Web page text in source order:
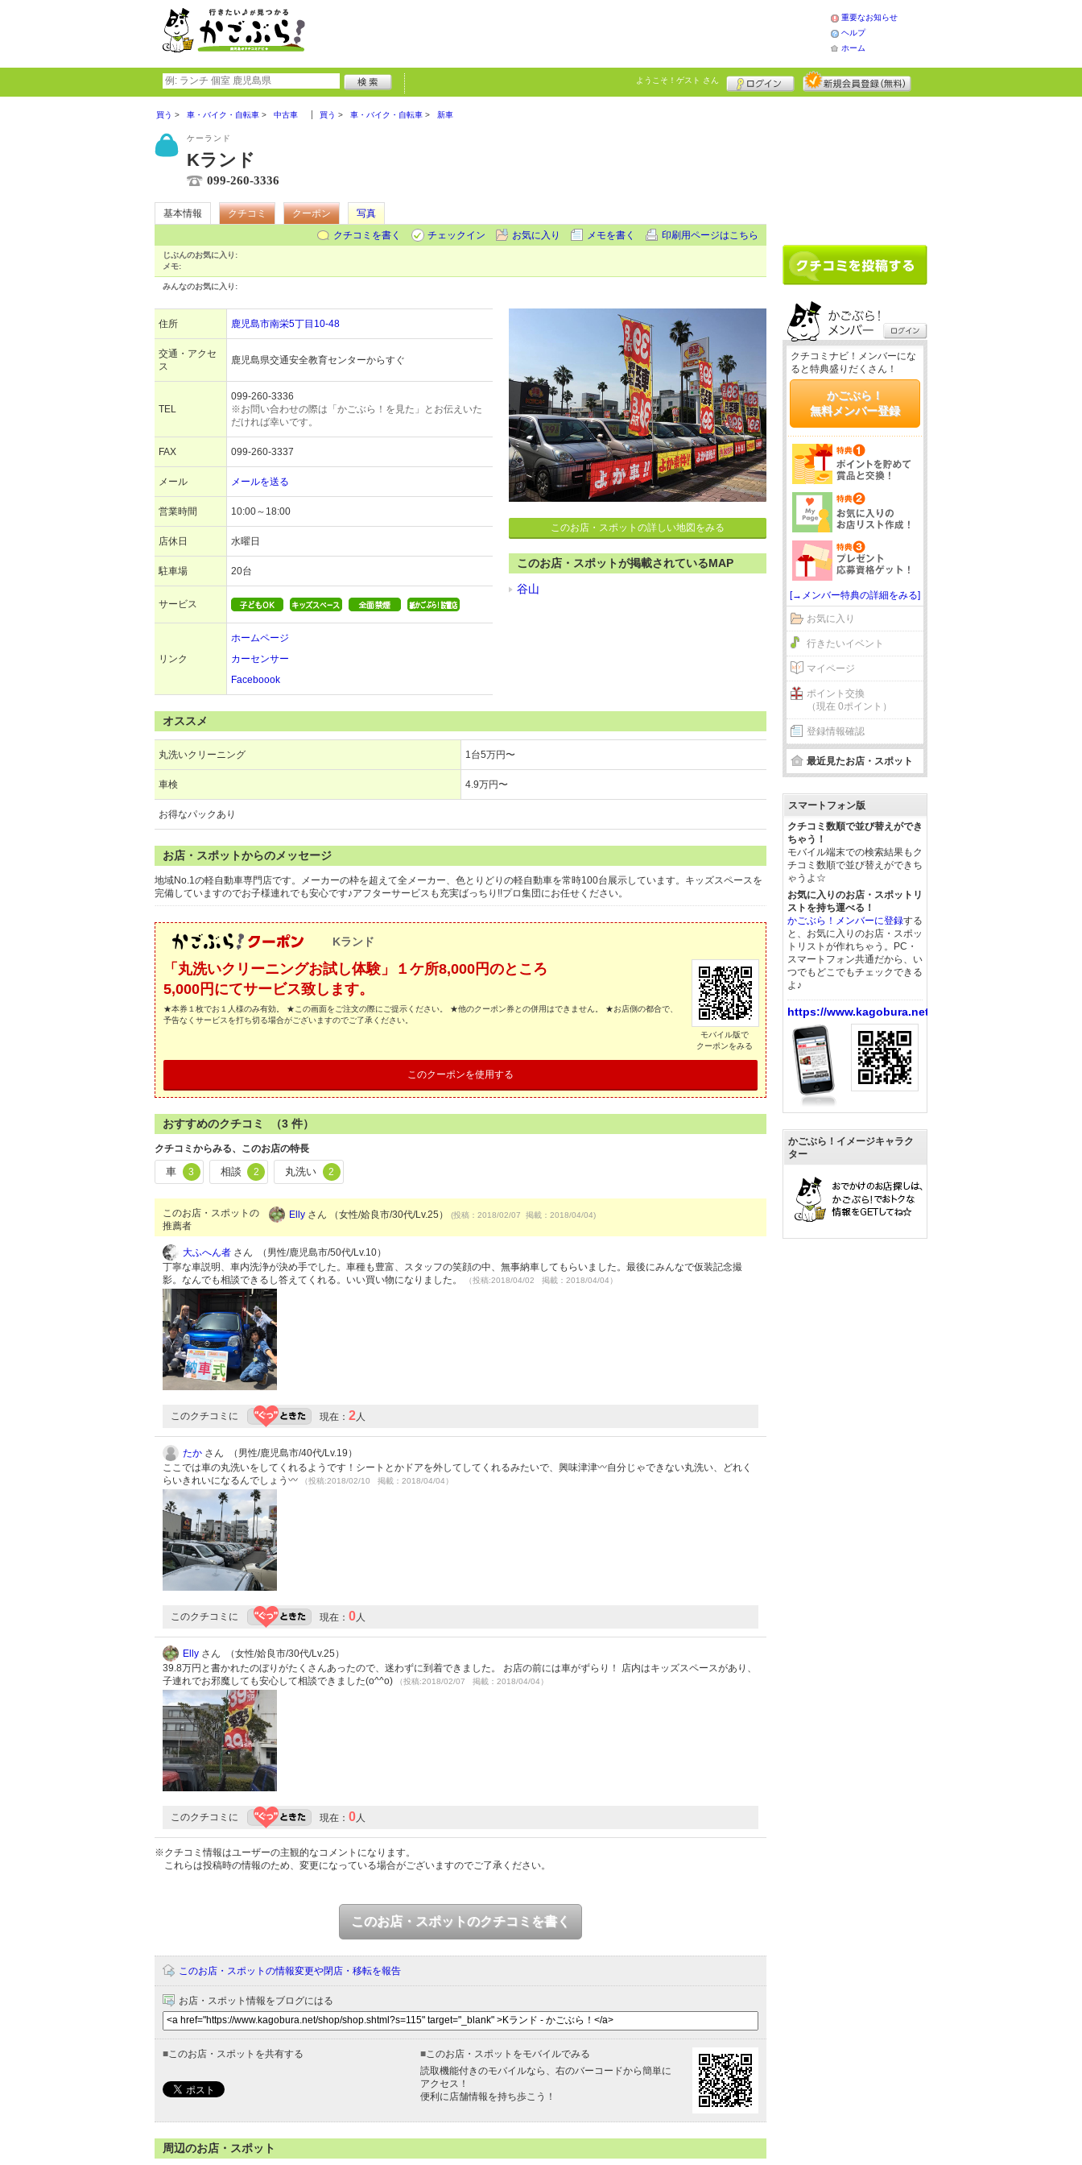
重要なお知らせ
ヘルプ
ホーム
ようこそ！ ゲスト さん
買う 車・バイク・自転車 中古車 買う 車・バイク・自転車 新車
ケーランド
Kランド
099-260-3336
基本情報 クチコミ クーポン
写真
クチコミを書く
チェックイン お気に入り メモを書く 印刷用ページはこちら
じぶんのお気に入り:
メモ:
みんなのお気に入り:
住所 鹿児島市南栄5丁目10-48
交通・アクセ
ス
鹿児島県交通安全教育センターからすぐ
TEL
099-260-3336
※お問い合わせの際は「かごぶら！を見た」とお伝えいた
だければ幸いです。
FAX 099-260-3337
メール メールを送る
営業時間 10:00～18:00
店休日 水曜日
駐車場 20台
サービス
リンク
ホームページ
カーセンサー
Faceboook
このお店・スポットの詳しい地図をみる
このお店・スポットが掲載されているMAP
谷山
オススメ
丸洗いクリーニング 1台5万円〜
車検 4.9万円〜
お得なパックあり
お店・スポットからのメッセージ
地域No.1の軽自動車専門店です。メーカーの枠を超えて全メーカー、色とりどりの軽自動車を常時100台展示しています。キッズスペースを
完備していますのでお子様連れでも安心です♪アフターサービスも充実ばっちり!!プロ集団にお任せください。
Kランド
「丸洗いクリーニングお試し体験」１ケ所8,000円のところ
5,000円にてサービス致します。
★本券１枚でお１人様のみ有効。 ★この画面をご注文の際にご提示ください。 ★他のクーポン券との併用はできません。 ★お店側の都合で、
予告なくサービスを打ち切る場合がございますのでご了承ください。
モバイル版で
クーポンをみる
このクーポンを使用する
おすすめのクチコミ （3 件）
クチコミからみる、このお店の特長
車 3 相談 2 丸洗い 2
このお店・スポットの
推薦者
Elly さん （女性/姶良市/30代/Lv.25） (投稿：2018/02/07 掲載：2018/04/04)
大ふへん者 さん （男性/鹿児島市/50代/Lv.10）
丁寧な車説明、車内洗浄が決め手でした。車種も豊富、スタッフの笑顔の中、無事納車してもらいました。最後にみんなで仮装記念撮
影。なんでも相談できるし答えてくれる。いい買い物になりました。
（投稿:2018/04/02 掲載：2018/04/04）
このクチコミに 現在： 2 人
たか さん （男性/鹿児島市/40代/Lv.19）
ここでは車の丸洗いをしてくれるようです！シートとかドアを外してしてくれるみたいで、興味津津〰自分じゃできない丸洗い、どれく
らいきれいになるんでしょう〰
（投稿:2018/02/10 掲載：2018/04/04）
このクチコミに 現在： 0 人
Elly さん （女性/姶良市/30代/Lv.25）
39.8万円と書かれたのぼりがたくさんあったので、迷わずに到着できました。 お店の前には車がずらり！ 店内はキッズスペースがあり、
子連れでお邪魔しても安心して相談できました(o^^o)
（投稿:2018/02/07 掲載：2018/04/04）
このクチコミに 現在： 0 人
※クチコミ情報はユーザーの主観的なコメントになります。
これらは投稿時の情報のため、変更になっている場合がございますのでご了承ください。
このお店・スポットのクチコミを書く
このお店・スポットの情報変更や閉店・移転を報告
お店・スポット情報をブログにはる
■ このお店・スポットを共有する ■ このお店・スポットをモバイルでみる
読取機能付きのモバイルなら、右のバーコードから簡単に
アクセス！
便利に店舗情報を持ち歩こう！
周辺のお店・スポット
クチコミナビ！メンバーにな
ると特典盛りだくさん！
かごぶら！
無料メンバー登録
[→メンバー特典の詳細をみる]
お気に入り
行きたいイベント
マイページ
ポイント交換
（現在 0ポイント）
登録情報確認
最近見たお店・スポット
スマートフォン版
クチコミ数順で並び替えができ
ちゃう！
モバイル端末での検索結果もク
チコミ数順で並び替えができち
ゃうよ☆
お気に入りのお店・スポットリ
ストを持ち運べる！
かごぶら！メンバーに登録する
と、お気に入りのお店・スポッ
トリストが作れちゃう。PC・
スマートフォン共通だから、い
つでもどこでもチェックできる
よ♪
https://www.kagobura.net/
かごぶら！イメージキャラク
ター